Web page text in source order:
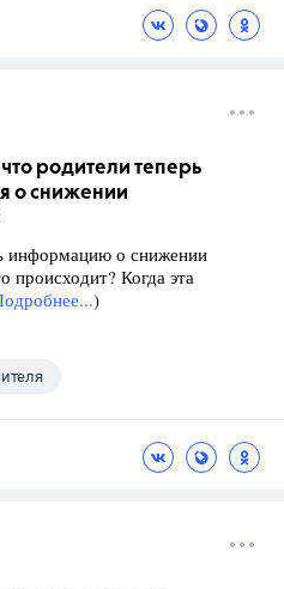
родители теперь
о снижении
информацию о снижении
происходит? Когда эта
)